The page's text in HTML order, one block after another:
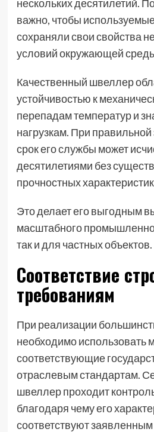
нескольких десятилетий.
важно, чтобы
сохраняли свои свойства
условий окружающей
Качественный швеллер
устойчивостью к
перепадам температур и
нагрузкам. При
срок его службы может
десятилетиями без
прочностных
Это делает его выгодным
масштабного
так и для частных объектов.
Соответствие
требованиям
При реализации
необходимо использовать
соответствующие
отраслевым стандартам.
швеллер проходит
благодаря чему его
соответствуют